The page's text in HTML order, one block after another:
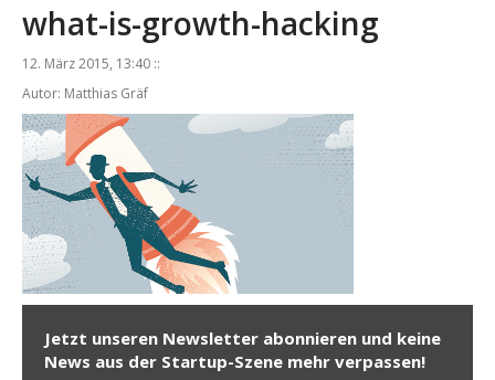
what-is-growth-hacking
12. März 2015, 13:40 ::
Autor: Matthias Gräf
Jetzt unseren Newsletter abonnieren und keine
News aus der Startup-Szene mehr verpassen!